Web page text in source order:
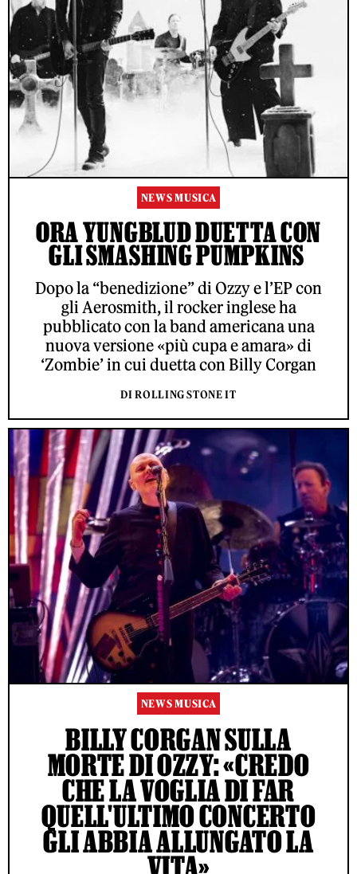
NEWS MUSICA
ORA YUNGBLUD DUETTA CON
GLI SMASHING PUMPKINS
Dopo la “benedizione” di Ozzy e l’EP con
gli Aerosmith, il rocker inglese ha
pubblicato con la band americana una
nuova versione «più cupa e amara» di
‘Zombie’ in cui duetta con Billy Corgan
DI ROLLING STONE IT
NEWS MUSICA
BILLY CORGAN SULLA
MORTE DI OZZY: «CREDO
CHE LA VOGLIA DI FAR
QUELL'ULTIMO CONCERTO
GLI ABBIA ALLUNGATO LA
VITA»